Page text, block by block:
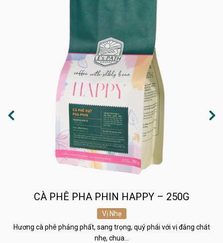
CÀ PHÊ PHA PHIN HAPPY – 250G
Vị Nhẹ
Hương cà phê phảng phất, sang trọng, quý phái với vị đắng chát
nhẹ, chua…